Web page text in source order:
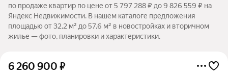
по продаже квартир по цене от 5 797 288 ₽ до 9 826 559 ₽ на
Яндекс Недвижимости. В нашем каталоге предложения
площадью от 32,2 м² до 57,6 м² в новостройках и вторичном
жилье — фото, планировки и характеристики.
6 260 900 ₽